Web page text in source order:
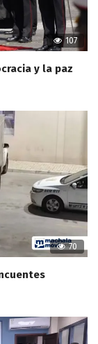
107
y la paz
70